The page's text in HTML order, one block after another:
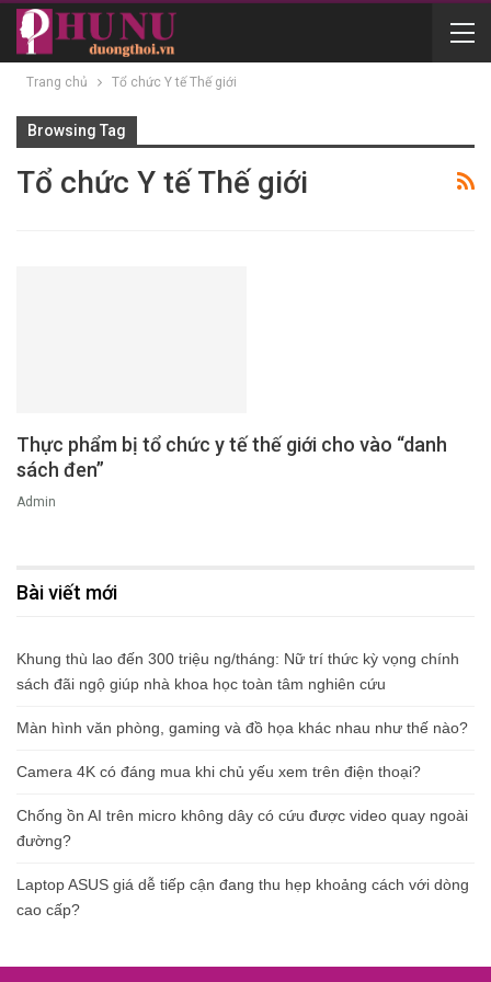
Trang chủ Tổ chức Y tế Thế giới
Browsing Tag
Tổ chức Y tế Thế giới
Thực phẩm bị tổ chức y tế thế giới cho vào “danh
sách đen”
Admin
Bài viết mới
Khung thù lao đến 300 triệu ng/tháng: Nữ trí thức kỳ vọng chính
sách đãi ngộ giúp nhà khoa học toàn tâm nghiên cứu
Màn hình văn phòng, gaming và đồ họa khác nhau như thế nào?
Camera 4K có đáng mua khi chủ yếu xem trên điện thoại?
Chống ồn AI trên micro không dây có cứu được video quay ngoài
đường?
Laptop ASUS giá dễ tiếp cận đang thu hẹp khoảng cách với dòng
cao cấp?